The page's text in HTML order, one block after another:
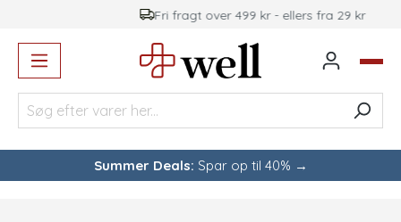
Fri fragt over 499 kr - ellers fra 29 kr
Summer Deals: Spar op til 40% →